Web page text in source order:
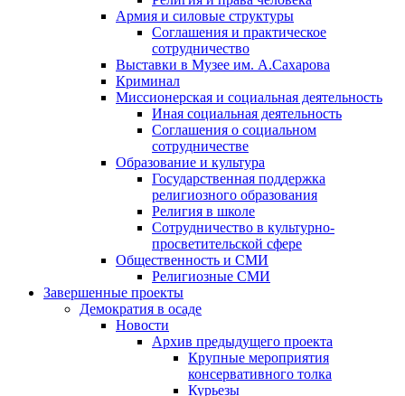
Армия и силовые структуры
Соглашения и практическое
сотрудничество
Выставки в Музее им. А.Сахарова
Криминал
Миссионерская и социальная деятельность
Иная социальная деятельность
Соглашения о социальном
сотрудничестве
Образование и культура
Государственная поддержка
религиозного образования
Религия в школе
Сотрудничество в культурно-
просветительской сфере
Общественность и СМИ
Религиозные СМИ
Завершенные проекты
Демократия в осаде
Новости
Архив предыдущего проекта
Крупные мероприятия
консервативного толка
Курьезы